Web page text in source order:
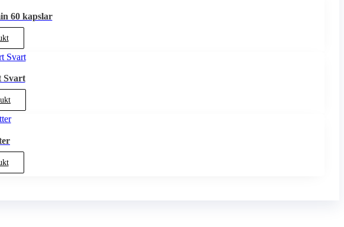
60 kapslar
Svart